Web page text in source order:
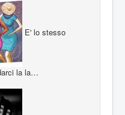
E' lo stesso
la la…